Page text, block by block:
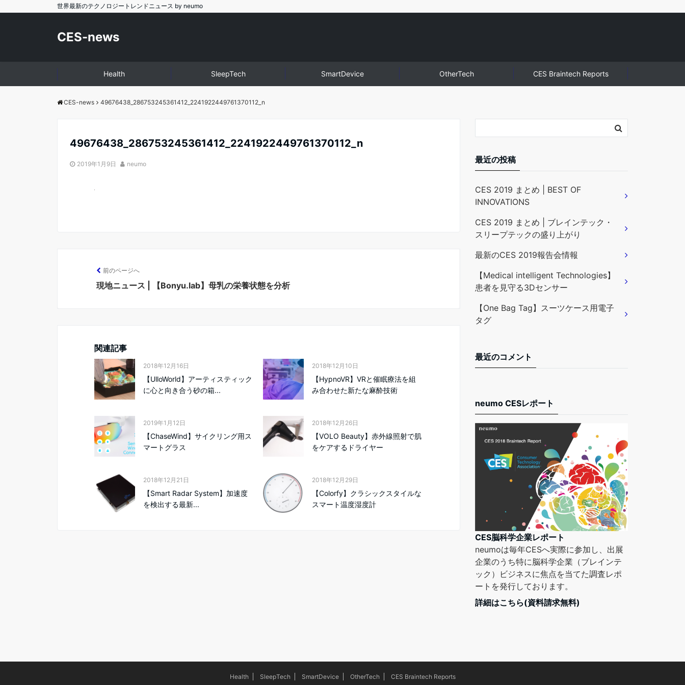
世界最新のテクノロジートレンドニュース by neumo
CES-news
Health SleepTech SmartDevice OtherTech CES Braintech Reports
CES-news 49676438_286753245361412_2241922449761370112_n
49676438_286753245361412_2241922449761370112_n
2019年1月9日 neumo
前のページへ
現地ニュース | 【Bonyu.lab】母乳の栄養状態を分析
関連記事
2018年12月16日
【UlloWorld】アーティスティック
に心と向き合う砂の箱...
2018年12月10日
【HypnoVR】VRと催眠療法を組
み合わせた新たな麻酔技術
2019年1月12日
【ChaseWind】サイクリング用ス
マートグラス
2018年12月26日
【VOLO Beauty】赤外線照射で肌
をケアするドライヤー
2018年12月21日
【Smart Radar System】加速度
を検出する最新...
2018年12月29日
【Colorfy】クラシックスタイルな
スマート温度湿度計
最近の投稿
CES 2019 まとめ | BEST OF
INNOVATIONS
CES 2019 まとめ | ブレインテック・
スリープテックの盛り上がり
最新のCES 2019報告会情報
【Medical intelligent Technologies】
患者を見守る3Dセンサー
【One Bag Tag】スーツケース用電子
タグ
最近のコメント
neumo CESレポート
CES脳科学企業レポート
neumoは毎年CESへ実際に参加し、出展
企業のうち特に脳科学企業（ブレインテ
ック）ビジネスに焦点を当てた調査レポ
ートを発行しております。
詳細はこちら(資料請求無料)
Health SleepTech SmartDevice OtherTech CES Braintech Reports